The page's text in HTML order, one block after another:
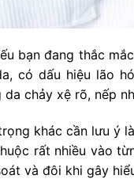
bạn đang thắc mắc
có dấu hiệu lão
chảy xệ rõ, nếp
khác cần lưu ý
rất nhiều vào
và đôi khi gây